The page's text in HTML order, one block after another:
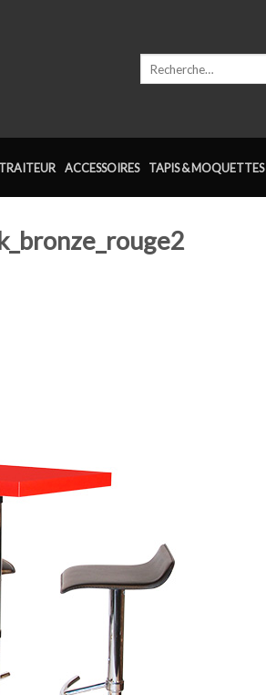
ACCESSOIRES TAPIS & MOQUETTES